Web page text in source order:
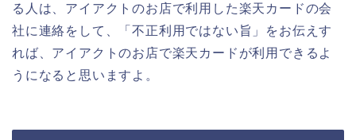
る人は、アイアクトのお店で利用した楽天カードの会
社に連絡をして、「不正利用ではない旨」をお伝えす
れば、アイアクトのお店で楽天カードが利用できるよ
うになると思いますよ。